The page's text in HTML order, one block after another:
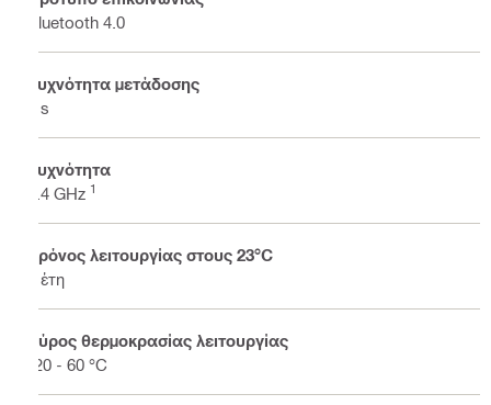
Bluetooth 4.0
Συχνότητα μετάδοσης
7 s
Συχνότητα
2.4 GHz 1
Χρόνος λειτουργίας στους 23°C
4 έτη
Εύρος θερμοκρασίας λειτουργίας
-20 - 60 °C